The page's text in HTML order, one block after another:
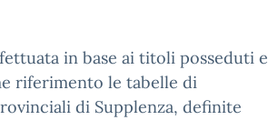
in base ai titoli posseduti e
riferimento le tabelle di
di Supplenza, definite